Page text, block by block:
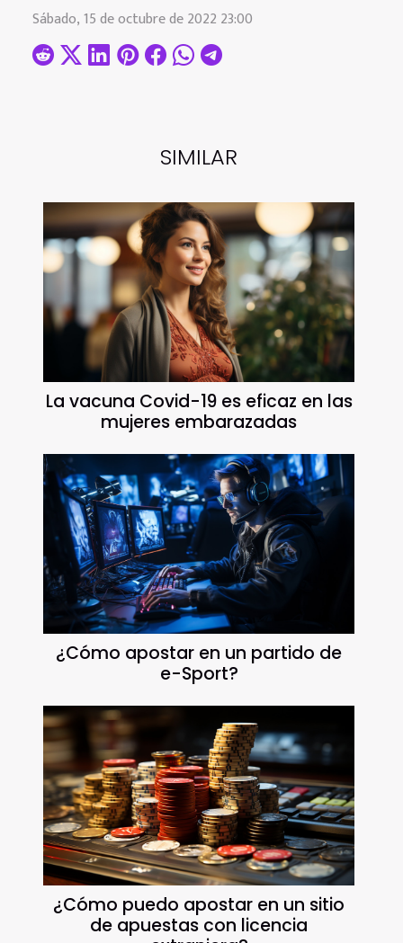
SIMILAR
La vacuna Covid-19 es eficaz en las
mujeres embarazadas
¿Cómo apostar en un partido de
e-Sport?
¿Cómo puedo apostar en un sitio
de apuestas con licencia
Sábado, 15 de octubre de 2022 23:00